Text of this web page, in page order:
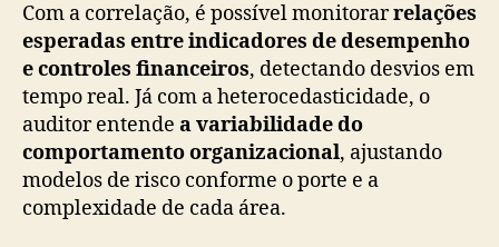
Com a correlação, é possível monitorarrelações
esperadas entre indicadores de desempenho
e controles financeiros, detectando desvios em
tempo real. Já com a heterocedasticidade, o
auditor entende a variabilidade do
comportamento organizacional, ajustando
modelos de risco conforme o porte e a
complexidade de cada área.